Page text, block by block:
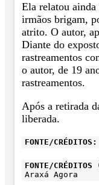
Ela relatou
irmãos brigam,
atrito. O autor,
Diante do
rastreamentos
o autor, de 19
rastreamentos.
Após a retirada
liberada.
FONTE/CRÉDITOS:
FONTE/
Araxá Agora